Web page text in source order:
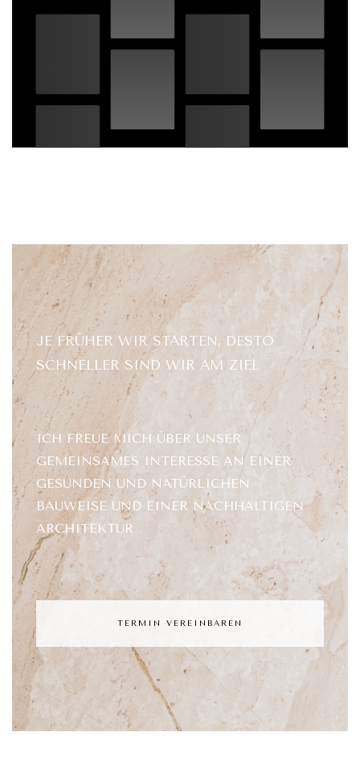
JE FRÜHER WIR STARTEN, DESTO
SCHNELLER SIND WIR AM ZIEL
ICH FREUE MICH ÜBER UNSER
GEMEINSAMES INTERESSE AN EINER
GESUNDEN UND NATÜRLICHEN
BAUWEISE UND EINER NACHHALTIGEN
ARCHITEKTUR
TERMIN VEREINBAREN